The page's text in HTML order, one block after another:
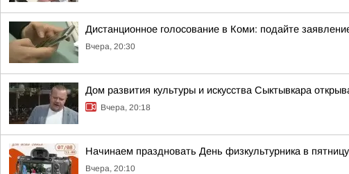
Дистанционное голосование в Коми: подайте
Вчера, 20:30
Дом развития культуры и искусства Сыктывкара
Вчера, 20:18
Начинаем праздновать День физкультурника в
Вчера, 20:10